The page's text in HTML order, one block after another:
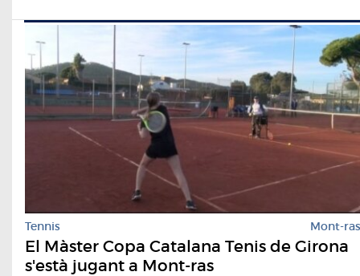
Tennis Mont-ras
El Màster Copa Catalana Tenis de Girona
s'està jugant a Mont-ras